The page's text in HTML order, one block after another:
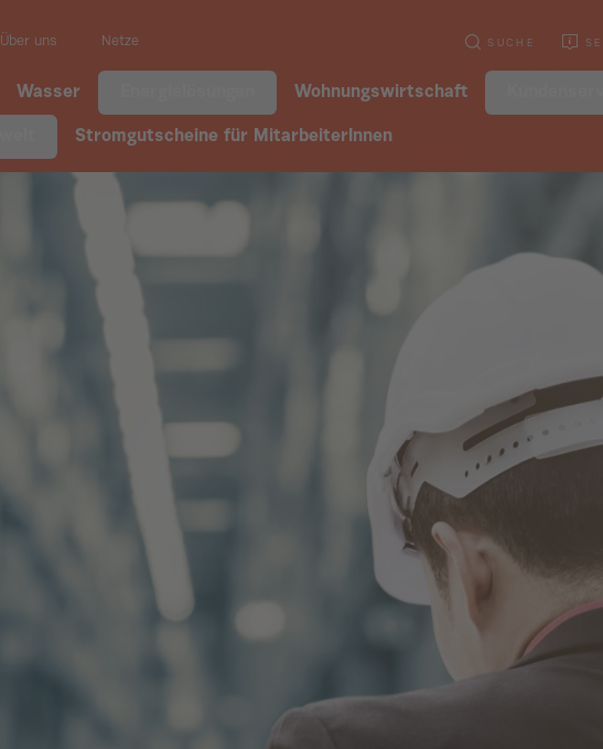
Über uns Netze SUCHE
Wasser Wohnungswirtschaft
Stromgutscheine für MitarbeiterInnen